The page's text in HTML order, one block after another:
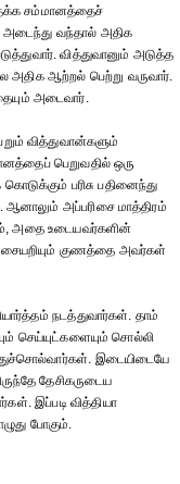
தக்க சம்மானத்தைச்
அடைந்து வந்தால் அதிக
வித்துவானும் அடுத்த
அதிக ஆற்றல் பெற்று வருவார்.
அடைவார்.
வித்துவான்களும்
பெறுவதில் ஒரு
பரிசு பதினைந்து
ஆனாலும் அப்பரிசை மாத்திரம்
அதை உடையவர்களின்
குணத்தை அவர்கள்
நடத்துவார்கள். தாம்
செய்யுட்களையும் சொல்லி
இடையிடையே
தேசிகருடைய
இப்படி வித்தியா
போகும்.